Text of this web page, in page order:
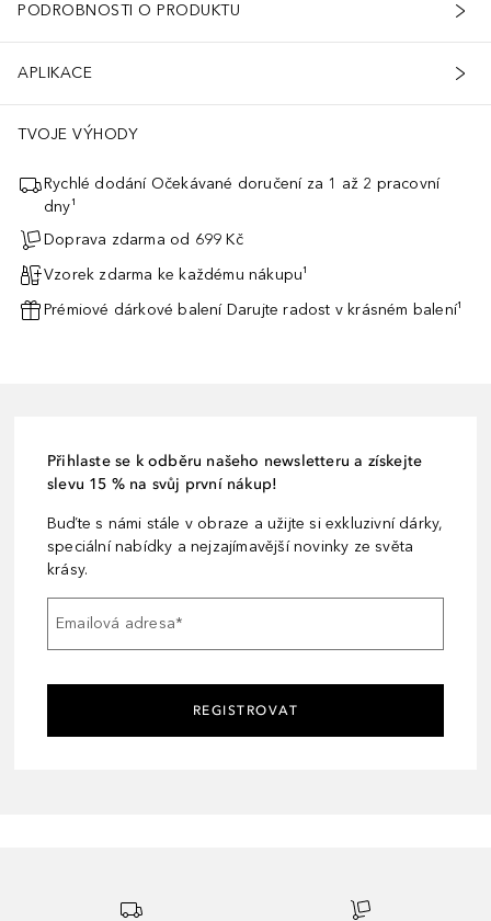
PODROBNOSTI O PRODUKTU
APLIKACE
TVOJE VÝHODY
Rychlé dodání Očekávané doručení za 1 až 2 pracovní
dny¹
Doprava zdarma od 699 Kč
Vzorek zdarma ke každému nákupu¹
Prémiové dárkové balení Darujte radost v krásném balení¹
Přihlaste se k odběru našeho newsletteru a získejte
slevu 15 % na svůj první nákup!
Buďte s námi stále v obraze a užijte si exkluzivní dárky,
speciální nabídky a nejzajímavější novinky ze světa
krásy.
Emailová adresa*
REGISTROVAT